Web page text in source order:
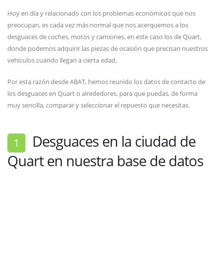
Hoy en día y relacionado con los problemas económicos que nos
preocupan, es cada vez más normal que nos acerquemos a los
desguaces de coches, motos y camiones, en este caso los de Quart,
donde podemos adquirir las piezas de ocasión que precisan nuestros
vehículos cuando llegan a cierta edad.
Por esta razón desde ABAT, hemos reunido los datos de contacto de
los desguaces en Quart o alrededores, para que puedas, de forma
muy sencilla, comparar y seleccionar el repuesto que necesitas.
1 Desguaces en la ciudad de
Quart en nuestra base de datos